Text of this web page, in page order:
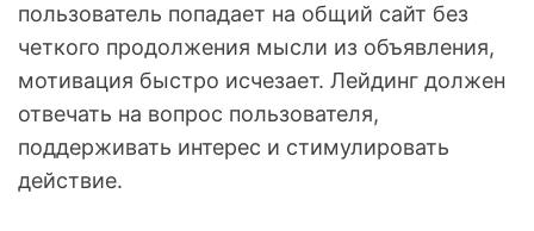
пользователь попадает на общий сайт без
четкого продолжения мысли из объявления,
мотивация быстро исчезает. Лейдинг должен
отвечать на вопрос пользователя,
поддерживать интерес и стимулировать
действие.